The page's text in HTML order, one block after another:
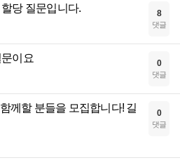
당 질문입니다. 8
댓글
이요 0
댓글
께할 분들을 모집합니다! 길
0
댓글